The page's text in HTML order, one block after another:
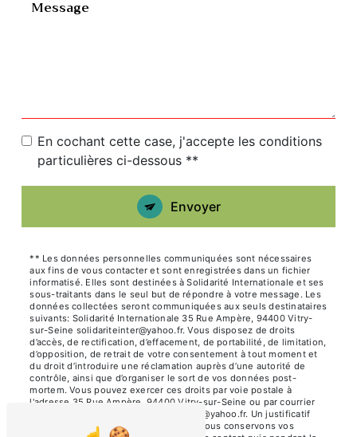
En cochant cette case, j'accepte les conditions
particulières ci-dessous **
Envoyer
** Les données personnelles communiquées sont nécessaires
aux fins de vous contacter et sont enregistrées dans un fichier
informatisé. Elles sont destinées à Solidarité Internationale et ses
sous-traitants dans le seul but de répondre à votre message. Les
données collectées seront communiquées aux seuls destinataires
suivants: Solidarité Internationale 35 Rue Ampère, 94400 Vitry-
sur-Seine solidariteinter@yahoo.fr. Vous disposez de droits
d’accès, de rectification, d’effacement, de portabilité, de limitation,
d’opposition, de retrait de votre consentement à tout moment et
du droit d’introduire une réclamation auprès d’une autorité de
contrôle, ainsi que d’organiser le sort de vos données post-
mortem. Vous pouvez exercer ces droits par voie postale à
l'adresse 35 Rue Ampère, 94400 Vitry-sur-Seine ou par courrier
électronique à l'adresse solidariteinter@yahoo.fr. Un justificatif
d'identité pourra vous être demandé. Nous conservons vos